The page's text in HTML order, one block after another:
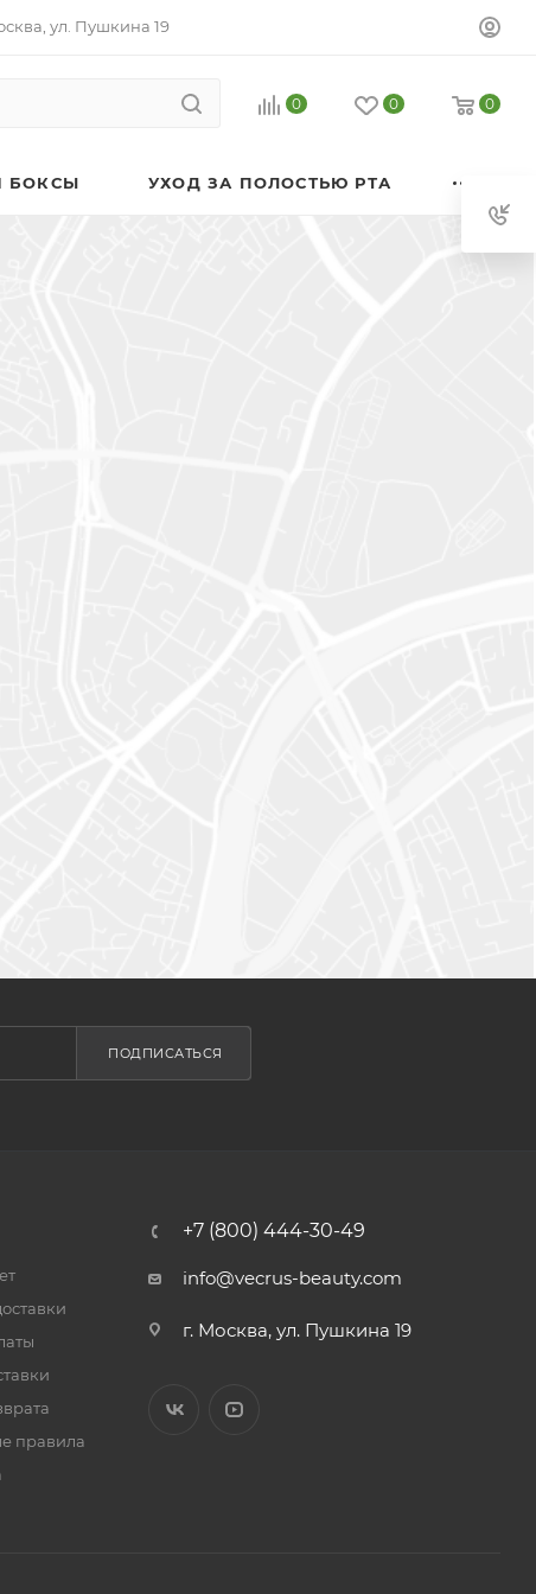
ул. Пушкина 19
0 0 0
БОКСЫ УХОД ЗА ПОЛОСТЬЮ РТА
ПОДПИСАТЬСЯ
правила
+7 (800) 444-30-49
info@vecrus-beauty.com
г. Москва, ул. Пушкина 19